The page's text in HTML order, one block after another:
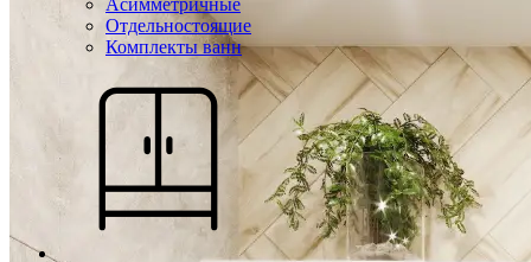
Асимметричные
Отдельностоящие
Комплекты ванн